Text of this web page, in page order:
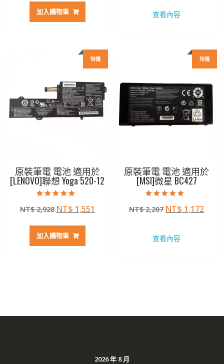
價
格：
加入購物車
格：
查看內容
特價
原裝筆電 電池 適用於
[LENOVO]聯想 Yoga 520-12
5.00
滿分 5
NT$2,928 原
價
格：
NT$ 1,551
加入購物車
特價
原裝筆電 電池 適用於
[MSI]微星 BC427
5.00
滿分 5
NT$2,207 原
格：
NT$ 1,172目
查看內容
2026 年 8 月